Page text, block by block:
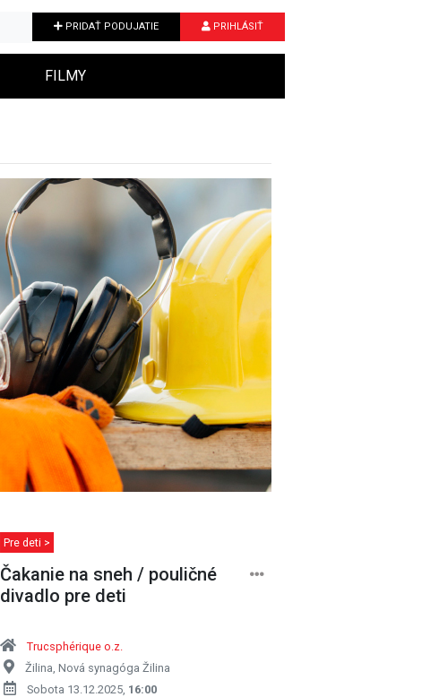
PRIDAŤ PODUJATIE PRIHLÁSIŤ
FILMY
Next
Pre deti >
Čakanie na sneh / pouličné
divadlo pre deti
Trucsphérique o.z.
Žilina, Nová synagóga Žilina
Sobota 13.12.2025, 16:00